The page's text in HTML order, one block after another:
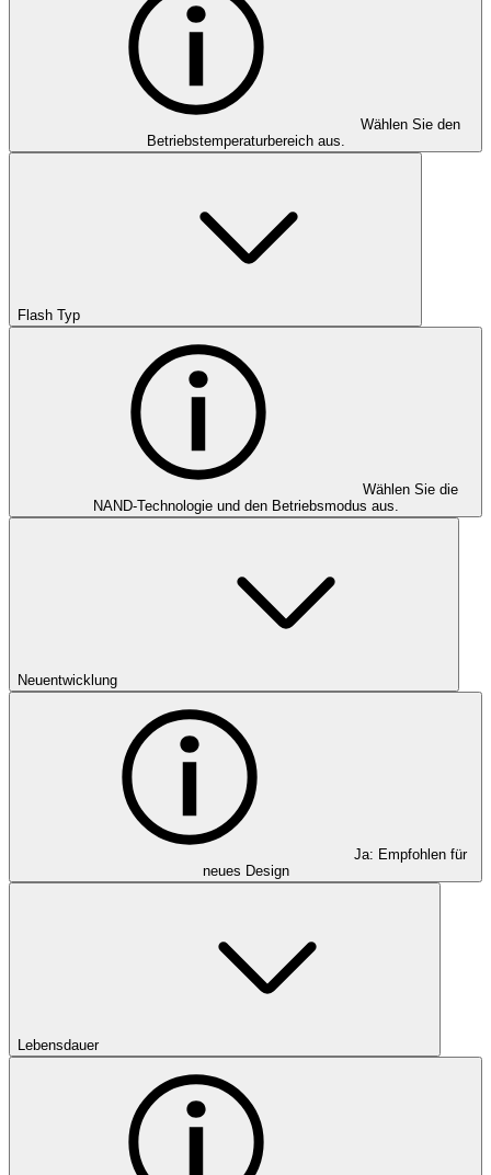
Wählen Sie den
Betriebstemperaturbereich aus.
Flash Typ
Wählen Sie die
NAND-Technologie und den Betriebsmodus aus.
Neuentwicklung
Ja: Empfohlen für
neues Design
Lebensdauer